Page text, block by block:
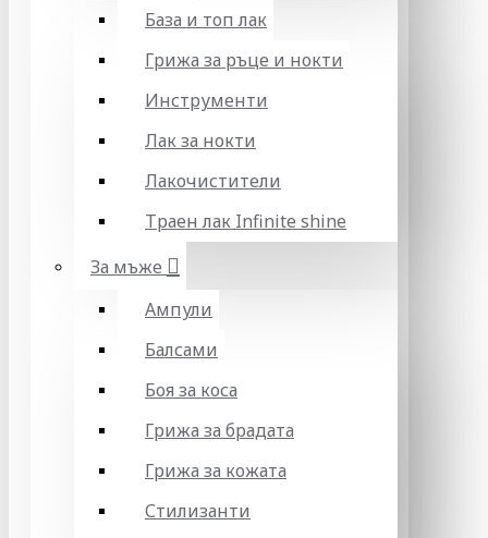
База и топ лак
Грижа за ръце и нокти
Инструменти
Лак за нокти
Лакочистители
Траен лак Infinite shine
За мъже
Ампули
Балсами
Боя за коса
Грижа за брадата
Грижа за кожата
Стилизанти